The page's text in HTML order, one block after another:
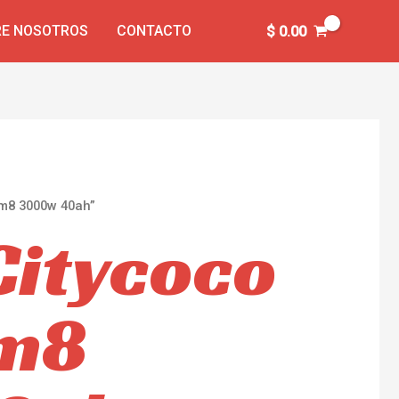
NOSOTROS CONTACTO $0.00
3000w 40ah”